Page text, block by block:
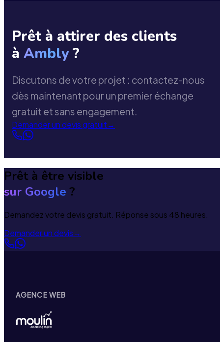
Prêt à attirer des clients
à Ambly ?
Discutons de votre projet : contactez-nous
dès maintenant pour un premier échange
gratuit et sans engagement.
Demander un devis gratuit→
Prêt à être visible
sur Google ?
Demandez votre devis gratuit. Réponse sous 48 heures.
Demander un devis→
AGENCE WEB